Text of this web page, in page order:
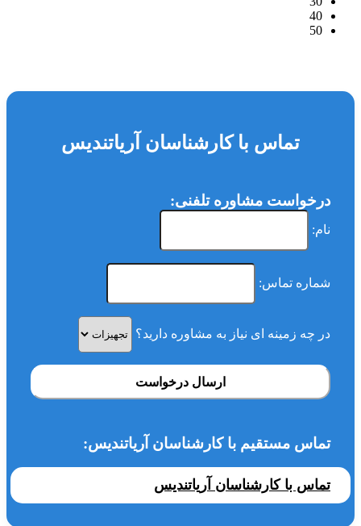
40
50
تماس با کارشناسان آریاتندیس
درخواست مشاوره تلفنی:
نام:
شماره تماس:
در چه زمینه ای نیاز به مشاوره دارید؟
ارسال درخواست
تماس مستقیم با کارشناسان آریاتندیس:
تماس با کارشناسان آریاتندیس